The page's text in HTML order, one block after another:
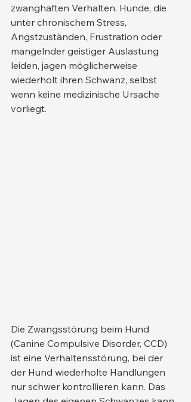
zwanghaften Verhalten. Hunde, die
unter chronischem Stress,
Angstzuständen, Frustration oder
mangelnder geistiger Auslastung
leiden, jagen möglicherweise
wiederholt ihren Schwanz, selbst
wenn keine medizinische Ursache
vorliegt.
Die Zwangsstörung beim Hund
(Canine Compulsive Disorder, CCD)
ist eine Verhaltensstörung, bei der
der Hund wiederholte Handlungen
nur schwer kontrollieren kann. Das